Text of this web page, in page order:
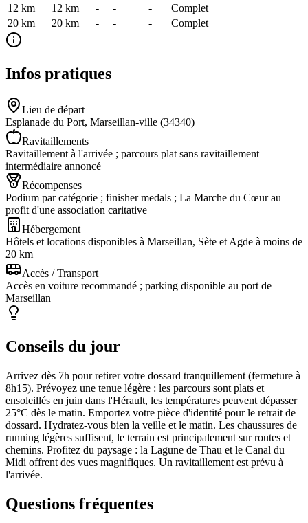
12 km
12 km - - -
Complet
20 km
20 km - - - Complet
Infos pratiques
Lieu de départ
Esplanade du Port, Marseillan-ville (34340)
Ravitaillements
Ravitaillement à l'arrivée ; parcours plat sans ravitaillement
intermédiaire annoncé
Récompenses
Podium par catégorie ; finisher medals ; La Marche du Cœur au
profit d'une association caritative
Hébergement
Hôtels et locations disponibles à Marseillan, Sète et Agde à moins de
20 km
Accès / Transport
Accès en voiture recommandé ; parking disponible au port de
Marseillan
Conseils du jour
Arrivez dès 7h pour retirer votre dossard tranquillement (fermeture à
8h15). Prévoyez une tenue légère : les parcours sont plats et
ensoleillés en juin dans l'Hérault, les températures peuvent dépasser
25°C dès le matin. Emportez votre pièce d'identité pour le retrait de
dossard. Hydratez-vous bien la veille et le matin. Les chaussures de
running légères suffisent, le terrain est principalement sur routes et
chemins. Profitez du paysage : la Lagune de Thau et le Canal du
Midi offrent des vues magnifiques. Un ravitaillement est prévu à
l'arrivée.
Questions fréquentes